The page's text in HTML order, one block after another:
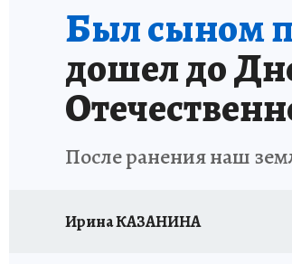
Был сыном
дошел до
После ранения наш
Ирина КАЗАНИНА